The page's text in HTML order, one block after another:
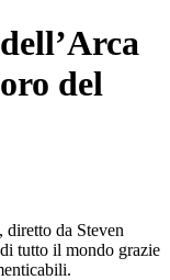
del
da Steven
tutto il mondo grazie